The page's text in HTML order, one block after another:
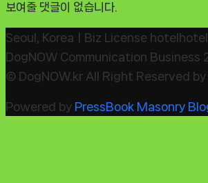
보여줄 댓글이 없습니다.
Seoul, KoreaㅣBiz License
DogNOW Communication Business
© DogNOW.kr All Right Reserved by
Powered by PressBook Masonry